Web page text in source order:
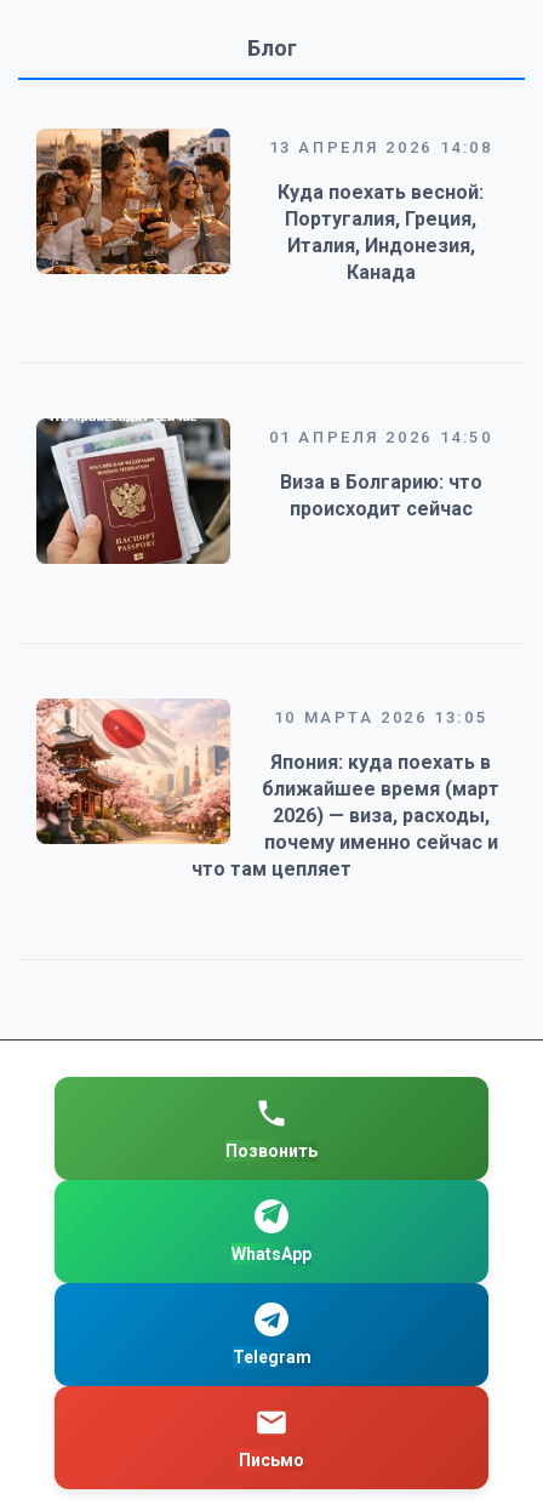
Блог
13 АПРЕЛЯ 2026 14:08
Куда поехать весной:
Португалия, Греция,
Италия, Индонезия,
Канада
01 АПРЕЛЯ 2026 14:50
Виза в Болгарию: что
происходит сейчас
10 МАРТА 2026 13:05
Япония: куда поехать в
ближайшее время (март
2026) — виза, расходы,
почему именно сейчас и
что там цепляет
Позвонить
WhatsApp
Telegram
Письмо